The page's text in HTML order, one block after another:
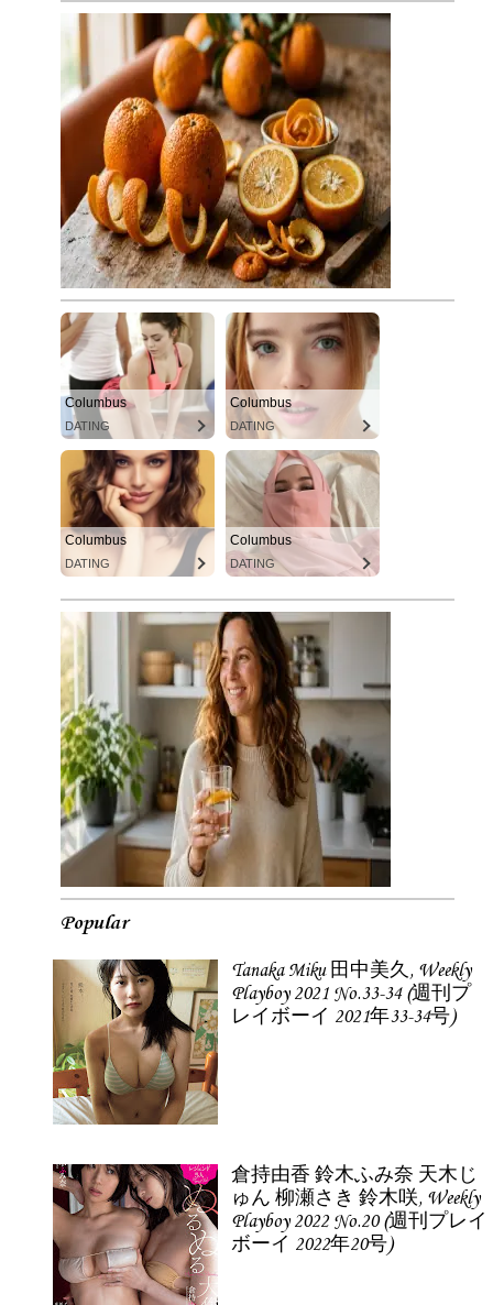
Columbus
DATING
Columbus
DATING
Columbus
DATING
Columbus
DATING
Popular
Tanaka Miku 田中美久, Weekly
Playboy 2021 No.33-34 (週刊プ
レイボーイ 2021年33-34号)
倉持由香 鈴木ふみ奈 天木じ
ゅん 柳瀬さき 鈴木咲, Weekly
Playboy 2022 No.20 (週刊プレイ
ボーイ 2022年20号)